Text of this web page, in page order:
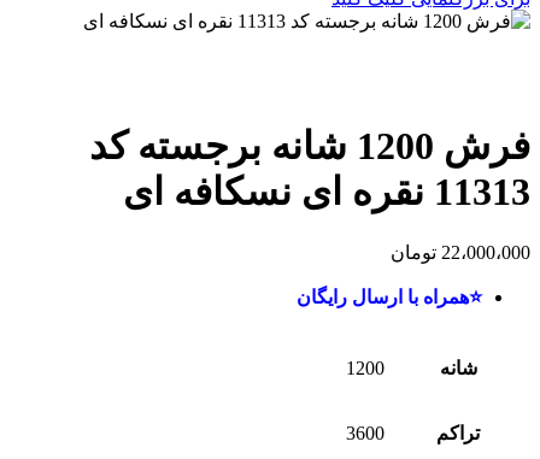
فرش 1200 شانه برجسته کد
11313 نقره ای نسکافه ای
22،000،000 تومان
⭐همراه با ارسال رایگان
شانه 1200
تراکم 3600